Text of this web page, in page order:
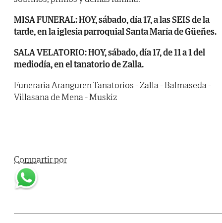
MISA FUNERAL: HOY, sábado, día 17, a las SEIS de la
tarde, en la iglesia parroquial Santa María de Güeñes.
SALA VELATORIO: HOY, sábado, día 17, de 11 a 1 del
mediodía, en el tanatorio de Zalla.
Funeraria Aranguren Tanatorios - Zalla - Balmaseda -
Villasana de Mena - Muskiz
Compartir por